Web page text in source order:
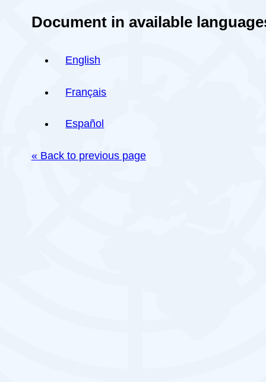
Document in available
English
Français
Español
« Back to previous page